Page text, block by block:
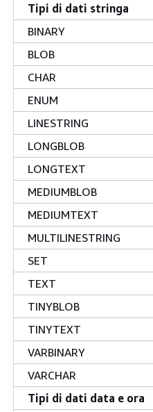
Tipi di dati stringa
BINARY
BLOB
CHAR
ENUM
LINESTRING
LONGBLOB
LONGTEXT
MEDIUMBLOB
MEDIUMTEXT
MULTILINESTRING
SET
TEXT
TINYBLOB
TINYTEXT
VARBINARY
VARCHAR
Tipi di dati data e ora